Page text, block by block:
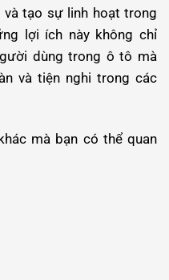
tạo sự linh hoạt trong
lợi ích này không chỉ
dùng trong ô tô mà
và tiện nghi trong các
mà bạn có thể quan